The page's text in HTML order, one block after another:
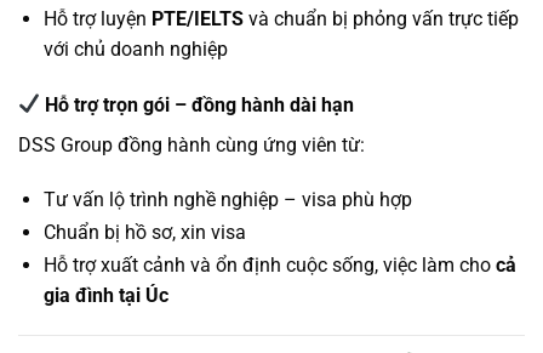
Hỗ trợ luyện PTE/IELTSvà chuẩn bị phỏng vấn trực tiếp
với chủ doanh nghiệp
Hỗ trợ trọn gói – đồng hành dài hạn
DSS Group đồng hành cùng ứng viên từ:
Tư vấn lộ trình nghề nghiệp – visa phù hợp
Chuẩn bị hồ sơ, xin visa
Hỗ trợ xuất cảnh và ổn định cuộc sống, việc làm cho cả
gia đình tại Úc